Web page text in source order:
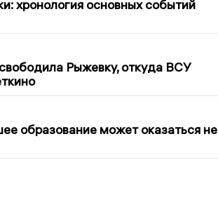
хронология основных событий
Рыжевку, откуда ВСУ
образование может оказаться не